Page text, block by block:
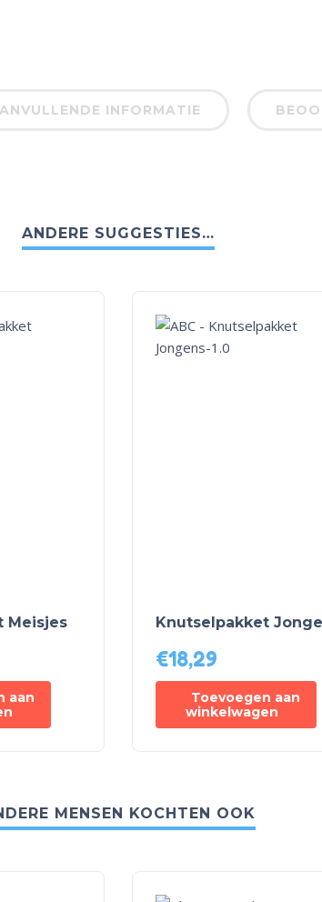
INFORMATIE
ANDERE SUGGESTIES…
Meisjes
aan
Knutselpakket
€18,29
Toevoegen aan
winkelwagen
MENSEN KOCHTEN OOK